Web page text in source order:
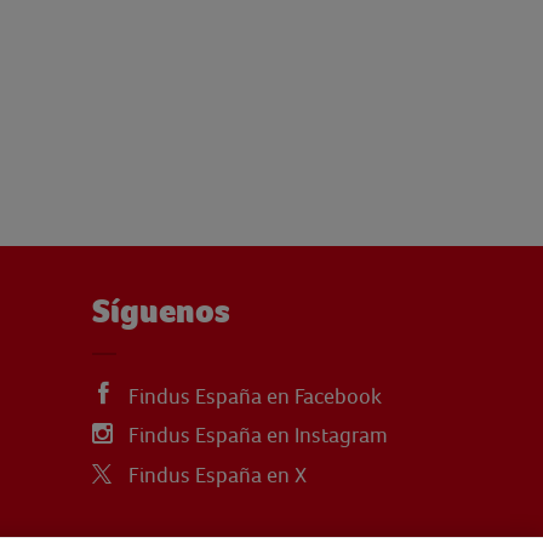
Síguenos
Findus España en Facebook
Findus España en Instagram
Findus España en X